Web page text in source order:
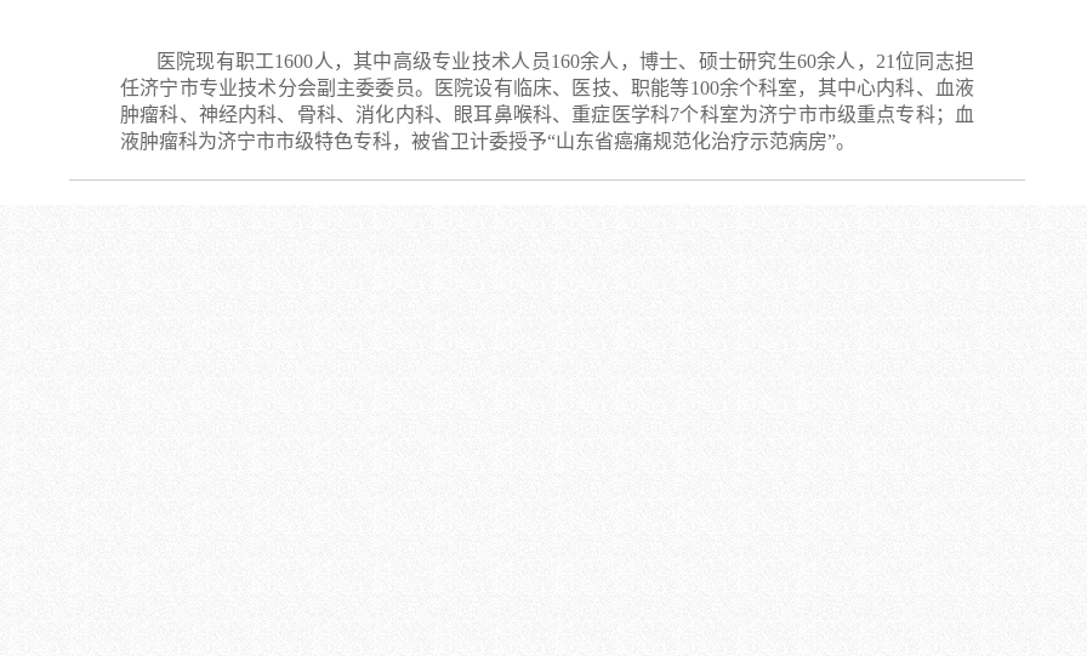
医院现有职工1600人，其中高级专业技术人员160余人，博士、硕士研究生60余人，21位同志担
任济宁市专业技术分会副主委委员。医院设有临床、医技、职能等100余个科室，其中心内科、血液
肿瘤科、神经内科、骨科、消化内科、眼耳鼻喉科、重症医学科7个科室为济宁市市级重点专科；血
液肿瘤科为济宁市市级特色专科，被省卫计委授予“山东省癌痛规范化治疗示范病房”。